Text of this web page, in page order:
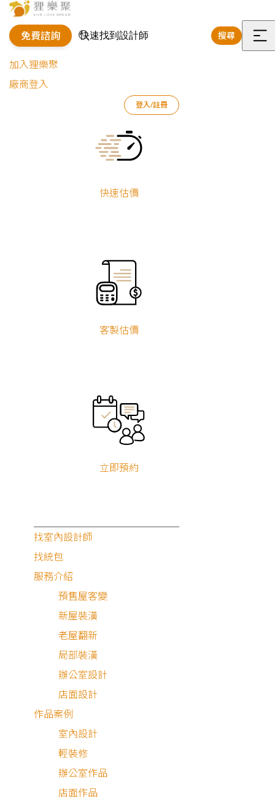
免費諮詢 搜尋
選
加入狸樂聚
廠商登入
登入/註冊
快速估價
客製估價
立即預約
找室內設計師
找統包
服務介紹
預售屋客變
新屋裝潢
老屋翻新
局部裝潢
辦公室設計
店面設計
作品案例
室內設計
輕裝修
辦公室作品
店面作品
室內設計作品 王重元 Arokh
靜森拾光｜現代